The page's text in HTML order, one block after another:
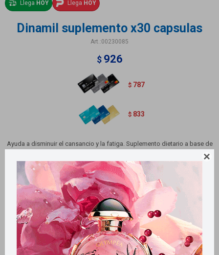

Llega HOY Llega HOY
Dinamil suplemento x30 capsulas
00230085
$ 926
$ 787
$ 833
Ayuda a disminuir el cansancio y la fatiga. Suplemento dietario a base de
Métodos y costos de envío
Retiros gratuitos en tiendas
Productos que te pueden interesar